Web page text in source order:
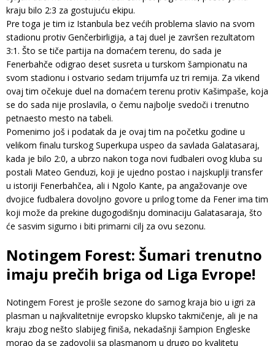
kraju bilo 2:3 za gostujuću ekipu.
Pre toga je tim iz Istanbula bez većih problema slavio na svom
stadionu protiv Genčerbirligija, a taj duel je završen rezultatom
3:1. Što se tiče partija na domaćem terenu, do sada je
Fenerbahče odigrao deset susreta u turskom šampionatu na
svom stadionu i ostvario sedam trijumfa uz tri remija. Za vikend
ovaj tim očekuje duel na domaćem terenu protiv Kašimpaše, koja
se do sada nije proslavila, o čemu najbolje svedoči i trenutno
petnaesto mesto na tabeli.
Pomenimo još i podatak da je ovaj tim na početku godine u
velikom finalu turskog Superkupa uspeo da savlada Galatasaraj,
kada je bilo 2:0, a ubrzo nakon toga novi fudbaleri ovog kluba su
postali Mateo Genduzi, koji je ujedno postao i najskuplji transfer
u istoriji Fenerbahčea, ali i Ngolo Kante, pa angažovanje ove
dvojice fudbalera dovoljno govore u prilog tome da Fener ima tim
koji može da prekine dugogodišnju dominaciju Galatasaraja, što
će sasvim sigurno i biti primarni cilj za ovu sezonu.
Notingem Forest: Šumari trenutno
imaju prečih briga od Liga Evrope!
Notingem Forest je prošle sezone do samog kraja bio u igri za
plasman u najkvalitetnije evropsko klupsko takmičenje, ali je na
kraju zbog nešto slabijeg finiša, nekadašnji šampion Engleske
morao da se zadovolji sa plasmanom u drugo po kvalitetu